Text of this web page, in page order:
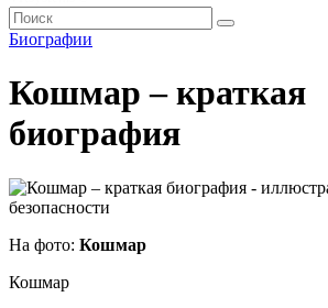
Биографии
Кошмар – краткая
биография
На фото: Кошмар
Кошмар